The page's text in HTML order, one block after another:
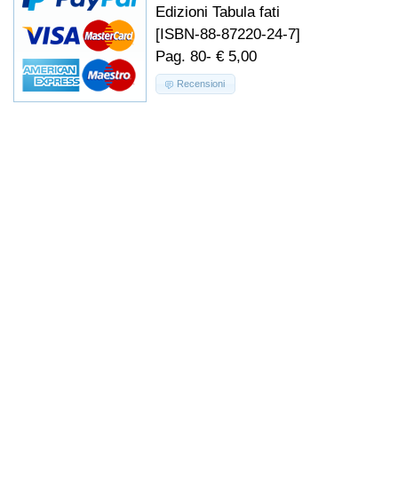
Edizioni Tabula fati
[ISBN-88-87220-24-7]
Pag. 80- € 5,00
Recensioni